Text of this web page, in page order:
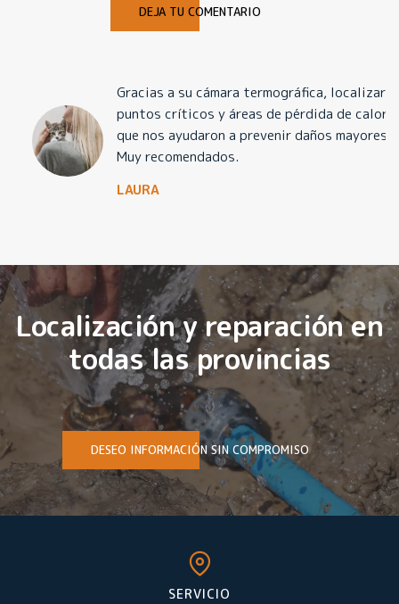
DEJA TU COMENTARIO
Gracias a su cámara termográfica, localizaron
puntos críticos y áreas de pérdida de calor
que nos ayudaron a prevenir daños mayores.
Muy recomendados.
LAURA
Localización y reparación en
todas las provincias
DESEO INFORMACIÓN SIN COMPROMISO
SERVICIO